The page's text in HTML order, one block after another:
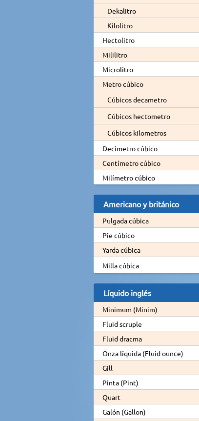
Dekalitro
Kilolitro
Hectolitro
Mililitro
Microlitro
Metro cúbico
Cúbicos decametro
Cúbicos hectometro
Cúbicos kilometros
Decímetro cúbico
Centímetro cúbico
Milímetro cúbico
Americano y británico
Pulgada cúbica
Pie cúbico
Yarda cúbica
Milla cúbica
Líquido inglés
Minimum (Minim)
Fluid scruple
Fluid dracma
Onza líquida (Fluid ounce)
Gill
Pinta (Pint)
Quart
Galón (Gallon)